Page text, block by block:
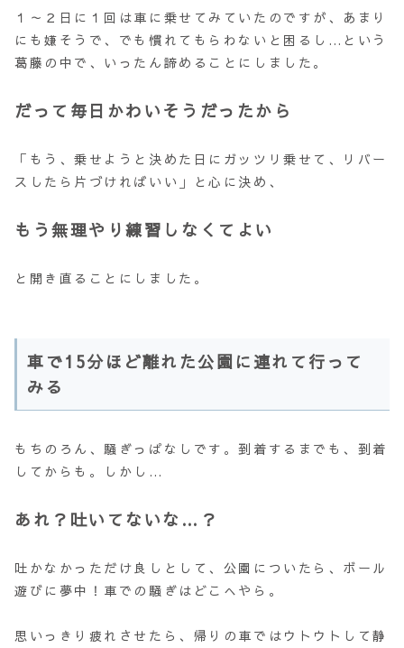
１～２日に１回は車に乗せてみていたのですが、あまり
にも嫌そうで、でも慣れてもらわないと困るし…という
葛藤の中で、いったん諦めることにしました。
だって毎日かわいそうだったから
「もう、乗せようと決めた日にガッツリ乗せて、リバー
スしたら片づければいい」と心に決め、
もう無理やり練習しなくてよい
と開き直ることにしました。
車で15分ほど離れた公園に連れて行って
みる
もちのろん、騒ぎっぱなしです。到着するまでも、到着
してからも。しかし…
あれ？吐いてないな…？
吐かなかっただけ良しとして、公園についたら、ボール
遊びに夢中！車での騒ぎはどこへやら。
思いっきり疲れさせたら、帰りの車ではウトウトして静